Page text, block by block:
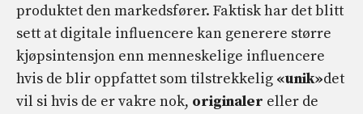
produktet den markedsfører. Faktisk har det blitt
sett at digitale influencere kan generere større
kjøpsintensjon enn menneskelige influencere
hvis de blir oppfattet som tilstrekkelig «unik»det
vil si hvis de er vakre nok, originaler eller de